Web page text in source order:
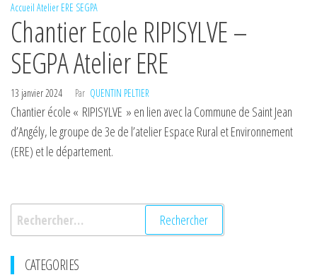
Accueil Atelier ERE SEGPA
Chantier Ecole RIPISYLVE –
SEGPA Atelier ERE
13 janvier 2024 Par QUENTIN PELTIER
Chantier école « RIPISYLVE » en lien avec la Commune de Saint Jean
d’Angély, le groupe de 3e de l’atelier Espace Rural et Environnement
(ERE) et le département.
Rechercher :
CATEGORIES